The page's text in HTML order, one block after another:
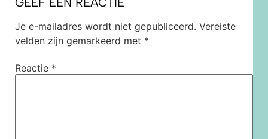
Je e-mailadres wordt niet gepubliceerd. Vereiste
velden zijn gemarkeerd met *
Reactie *